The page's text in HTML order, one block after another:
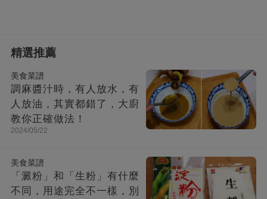
精選推薦
美食菜譜
調麻醬汁時，有人放水，有
人放油，其實都錯了，大廚
教你正確做法！
2024/05/22
美食菜譜
「澱粉」和「生粉」有什麼
不同，用途完全不一樣，別